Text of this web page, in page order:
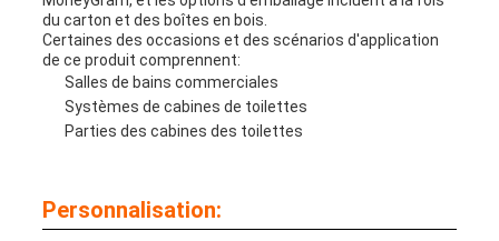
du carton et des boîtes en bois.
Certaines des occasions et des scénarios d'application
de ce produit comprennent:
Salles de bains commerciales
Systèmes de cabines de toilettes
Parties des cabines des toilettes
Personnalisation: